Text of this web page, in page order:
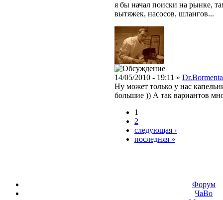
я бы начал поиски на рынке,
вытяжек, насосов, шлангов...
14/05/2010 - 19:11 »
Ну может только у нас
большие )) А так вариантов
1
2
следующая ›
последняя »
Форум
ЧаВо